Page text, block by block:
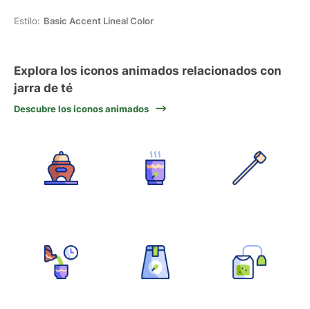
Estilo: Basic Accent Lineal Color
Explora los iconos animados relacionados con
jarra de té
Descubre los iconos animados